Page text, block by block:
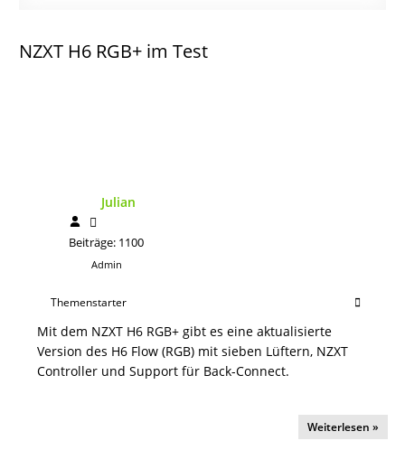
NZXT H6 RGB+ im Test
Julian
Beiträge: 1100
Admin
Themenstarter
Mit dem NZXT H6 RGB+ gibt es eine aktualisierte
Version des H6 Flow (RGB) mit sieben Lüftern, NZXT
Controller und Support für Back-Connect.
Weiterlesen »